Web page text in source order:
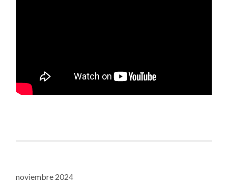
noviembre 2024